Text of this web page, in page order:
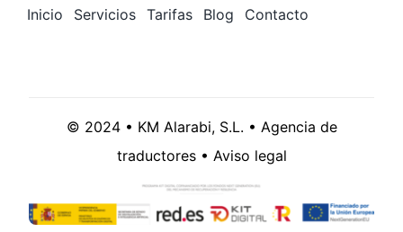
Inicio Servicios Tarifas Blog Contacto
© 2024 • KM Alarabi, S.L. • Agencia de
traductores • Aviso legal